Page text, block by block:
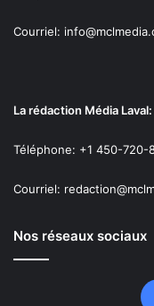
Courriel:
La rédaction Média Laval:
Téléphone: +1 450-720-
Courriel:
Nos réseaux sociaux